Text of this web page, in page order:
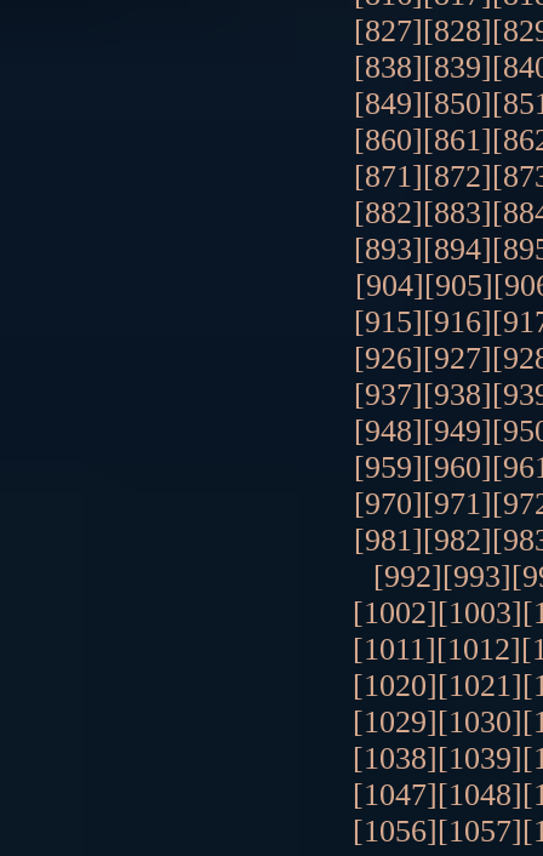
[827][828]
[838][839]
[849][850]
[860][861]
[871][872]
[882][883]
[893][894]
[904][905]
[915][916]
[926][927]
[937][938]
[948][949]
[959][960]
[970][971]
[981][982]
[992][993]
[1002][1003]
[1011][1012]
[1020][1021]
[1029][1030]
[1038][1039]
[1047][1048]
[1056][1057]